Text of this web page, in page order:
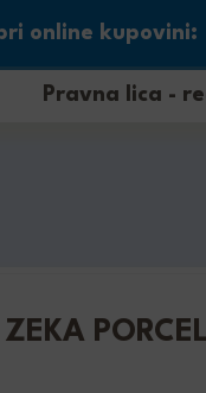
online kupovini:
Pravna lica -